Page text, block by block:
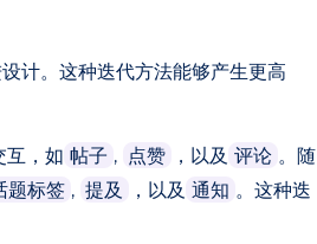
计。这种迭代方法能够产生更高
互，如 帖子 , 点赞 ，以及 评论 。随
题标签 , 提及 ，以及 通知 。这种迭